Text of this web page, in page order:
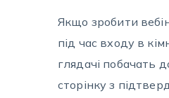
Якщо зробити
під час входу в
глядачі побачать
сторінку з